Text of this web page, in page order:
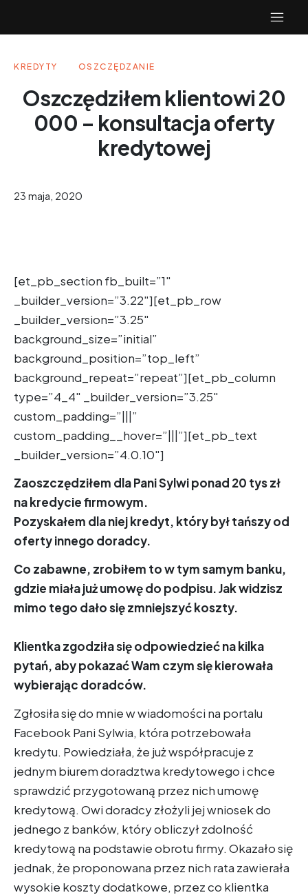
KREDYTY OSZCZĘDZANIE
Oszczędziłem klientowi 20
000 – konsultacja oferty
kredytowej
23 maja, 2020
[et_pb_section fb_built=”1″
_builder_version=”3.22″][et_pb_row
_builder_version=”3.25″
background_size=”initial”
background_position=”top_left”
background_repeat=”repeat”][et_pb_column
type=”4_4″ _builder_version=”3.25″
custom_padding=”|||”
custom_padding__hover=”|||”][et_pb_text
_builder_version=”4.0.10″]
Zaoszczędziłem dla Pani Sylwi ponad 20 tys zł
na kredycie firmowym.
Pozyskałem dla niej kredyt, który był tańszy od
oferty innego doradcy.
Co zabawne, zrobiłem to w tym samym banku,
gdzie miała już umowę do podpisu. Jak widzisz
mimo tego dało się zmniejszyć koszty.
Klientka zgodziła się odpowiedzieć na kilka
pytań, aby pokazać Wam czym się kierowała
wybierając doradców.
Zgłosiła się do mnie w wiadomości na portalu
Facebook Pani Sylwia, która potrzebowała
kredytu. Powiedziała, że już współpracuje z
jednym biurem doradztwa kredytowego i chce
sprawdzić przygotowaną przez nich umowę
kredytową. Owi doradcy złożyli jej wniosek do
jednego z banków, który obliczył zdolność
kredytową na podstawie obrotu firmy. Okazało się
jednak, że proponowana przez nich rata zawierała
wysokie koszty dodatkowe, przez co klientka